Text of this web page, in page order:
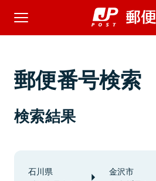
郵便番号検索
検索結果
石川県 金沢市